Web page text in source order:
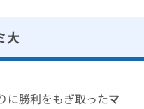
大
に勝利をもぎ取ったマ